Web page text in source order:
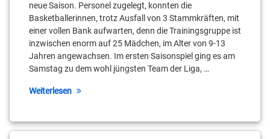
neue Saison. Personel zugelegt, konnten die
Basketballerinnen, trotz Ausfall von 3 Stammkräften, mit
einer vollen Bank aufwarten, denn die Trainingsgruppe ist
inzwischen enorm auf 25 Mädchen, im Alter von 9-13
Jahren angewachsen. Im ersten Saisonspiel ging es am
Samstag zu dem wohl jüngsten Team der Liga, …
Weiterlesen